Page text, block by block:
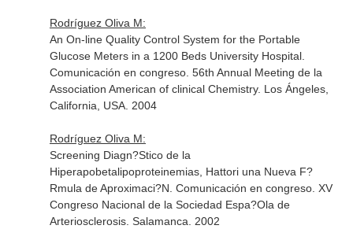
Rodríguez Oliva M:
An On-line Quality Control System for the Portable
Glucose Meters in a 1200 Beds University Hospital.
Comunicación en congreso. 56th Annual Meeting de la
Association American of clinical Chemistry. Los Ángeles,
California, USA. 2004
Rodríguez Oliva M:
Screening Diagn?Stico de la
Hiperapobetalipoproteinemias, Hattori una Nueva F?
Rmula de Aproximaci?N. Comunicación en congreso. XV
Congreso Nacional de la Sociedad Espa?Ola de
Arteriosclerosis. Salamanca. 2002